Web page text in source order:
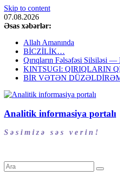
Skip to content
07.08.2026
Əsas xəbərlər:
Allah Amanında
BİCZİLİK…
Qırıqların Fəlsəfəsi Silsiləsi —
KINTSUGI: QIRIQLARIN
BİR VƏTƏN
Analitik informasiya portalı
S ə s i m i z ə s ə s v e r i n !